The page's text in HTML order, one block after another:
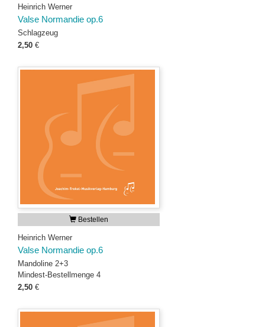
Heinrich Werner
Valse Normandie op.6
Schlagzeug
2,50 €
Bestellen
Heinrich Werner
Valse Normandie op.6
Mandoline 2+3
Mindest-Bestellmenge 4
2,50 €